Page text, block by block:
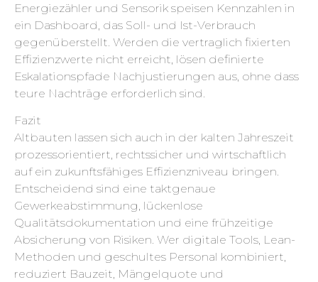
Energiezähler und Sensorik speisen Kennzahlen in
ein Dashboard, das Soll- und Ist-Verbrauch
gegenüberstellt. Werden die vertraglich fixierten
Effizienzwerte nicht erreicht, lösen definierte
Eskalationspfade Nachjustierungen aus, ohne dass
teure Nachträge erforderlich sind.
Fazit
Altbauten lassen sich auch in der kalten Jahreszeit
prozessorientiert, rechtssicher und wirtschaftlich
auf ein zukunftsfähiges Effizienzniveau bringen.
Entscheidend sind eine taktgenaue
Gewerkeabstimmung, lückenlose
Qualitätsdokumentation und eine frühzeitige
Absicherung von Risiken. Wer digitale Tools, Lean-
Methoden und geschultes Personal kombiniert,
reduziert Bauzeit, Mängelquote und